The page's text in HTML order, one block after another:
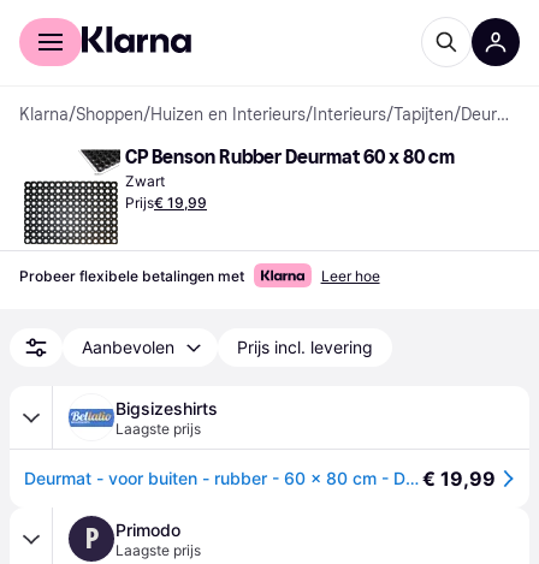
Voor shoppers
Klarna/Shoppen/Huizen en Interieurs/ Interieurs/Tapijten/ Deurmatten
CP Benson Rubber Deurmat 60 x 80 cm
Zwart
Prijs€ 19,99
Probeer flexibele betalingen met Leer hoe
Aanbevolen Prijs incl. levering
Bigsizeshirts
Laagste prijs
Deurmat - voor buiten - rubber - 60 x 80 cm - Droogloopmat - schoonloopmat€ 19,99
P Primodo
Laagste prijs